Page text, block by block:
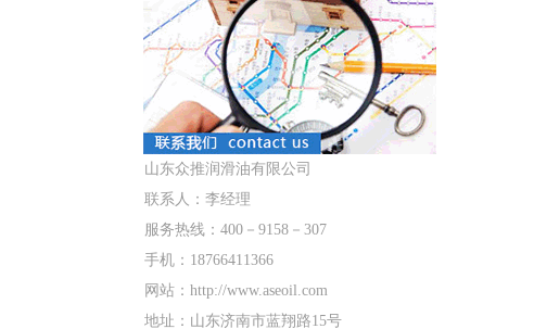
山东众推润滑油有限公司
联系人：李经理
服务热线：400－9158－307
手机：18766411366
网站：http://www.aseoil.com
地址：山东济南市蓝翔路15号